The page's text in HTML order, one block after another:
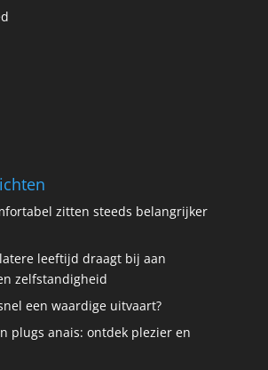
zitten steeds belangrijker
leeftijd draagt bij aan
zelfstandigheid
een waardige uitvaart?
plugs anais: ontdek plezier en